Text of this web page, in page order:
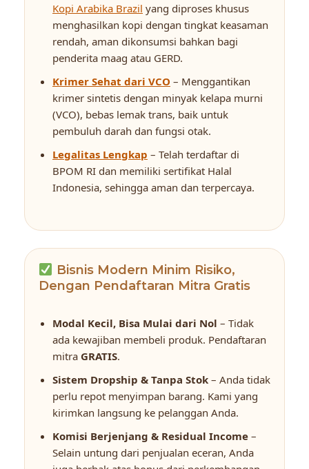
Kopi Arabika Brazil yang diproses khusus
menghasilkan kopi dengan tingkat keasaman
rendah, aman dikonsumsi bahkan bagi
penderita maag atau GERD.
Krimer Sehat dari VCO – Menggantikan
krimer sintetis dengan minyak kelapa murni
(VCO), bebas lemak trans, baik untuk
pembuluh darah dan fungsi otak.
Legalitas Lengkap – Telah terdaftar di
BPOM RI dan memiliki sertifikat Halal
Indonesia, sehingga aman dan terpercaya.
Bisnis Modern Minim Risiko,
Dengan Pendaftaran Mitra Gratis
Modal Kecil, Bisa Mulai dari Nol – Tidak
ada kewajiban membeli produk. Pendaftaran
mitra GRATIS.
Sistem Dropship & Tanpa Stok – Anda tidak
perlu repot menyimpan barang. Kami yang
kirimkan langsung ke pelanggan Anda.
Komisi Berjenjang & Residual Income –
Selain untung dari penjualan eceran, Anda